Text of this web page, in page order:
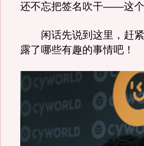
还不忘把签名吹干——这
闲话先说到这里，赶紧
露了哪些有趣的事情吧！